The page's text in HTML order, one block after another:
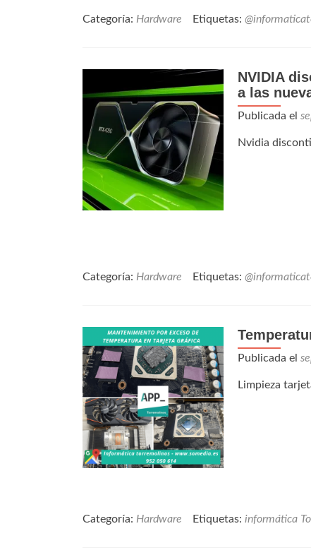
Categoría: Hardware Etiquetas:
NVIDIA
a las
Publicada el
Nvidia
Categoría: Hardware Etiquetas:
Publicada el
Limpieza
Categoría: Hardware Etiquetas: informática